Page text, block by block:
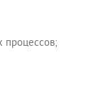
процессов;